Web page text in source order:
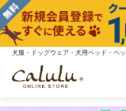
犬服・ドッグウェア・犬用ベッド・ペ